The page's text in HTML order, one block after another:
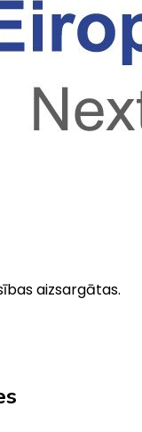
aizsargātas.